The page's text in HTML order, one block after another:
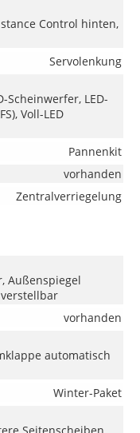
Control hinten,
Servolenkung
Scheinwerfer, LED-
Voll-LED
Pannenkit
vorhanden
Zentralverriegelung
Außenspiegel
vorhanden
automatisch
Winter-Paket